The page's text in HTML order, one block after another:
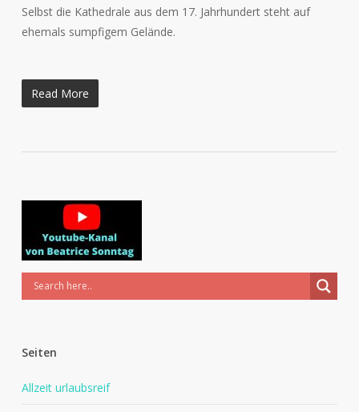
Selbst die Kathedrale aus dem 17. Jahrhundert steht auf
ehemals sumpfigem Gelände.
Read More
Seiten
Allzeit urlaubsreif